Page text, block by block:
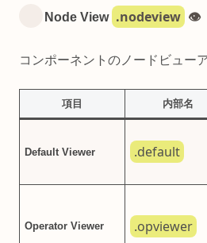
Node View .nodeview 👁️
コンポーネントのノードビュー
項目 内部名
Default Viewer .default
Operator Viewer .opviewer